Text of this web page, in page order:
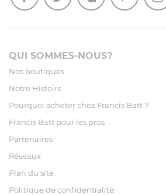
QUI SOMMES-NOUS?
Nos boutiques
Notre Histoire
Pourquoi acheter chez Francis Batt ?
Francis Batt pour les pros
Partenaires
Réseaux
Plan du site
Politique de confidentialité